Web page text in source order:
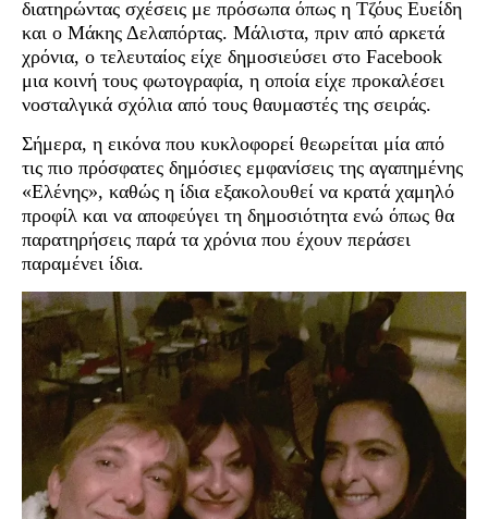
διατηρώντας σχέσεις με πρόσωπα όπως η Τζόυς Ευείδη
και ο Μάκης Δελαπόρτας. Μάλιστα, πριν από αρκετά
χρόνια, ο τελευταίος είχε δημοσιεύσει στο Facebook
μια κοινή τους φωτογραφία, η οποία είχε προκαλέσει
νοσταλγικά σχόλια από τους θαυμαστές της σειράς.
Σήμερα, η εικόνα που κυκλοφορεί θεωρείται μία από
τις πιο πρόσφατες δημόσιες εμφανίσεις της αγαπημένης
«Ελένης», καθώς η ίδια εξακολουθεί να κρατά χαμηλό
προφίλ και να αποφεύγει τη δημοσιότητα ενώ όπως θα
παρατηρήσεις παρά τα χρόνια που έχουν περάσει
παραμένει ίδια.